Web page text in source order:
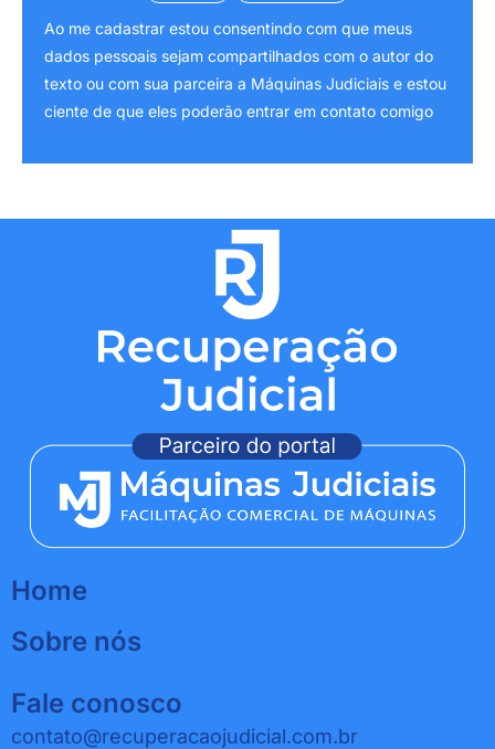
Ao me cadastrar estou consentindo com que meus
dados pessoais sejam compartilhados com o autor do
texto ou com sua parceira a Máquinas Judiciais e estou
ciente de que eles poderão entrar em contato comigo
Home
Sobre nós
Fale conosco
contato@recuperacaojudicial.com.br